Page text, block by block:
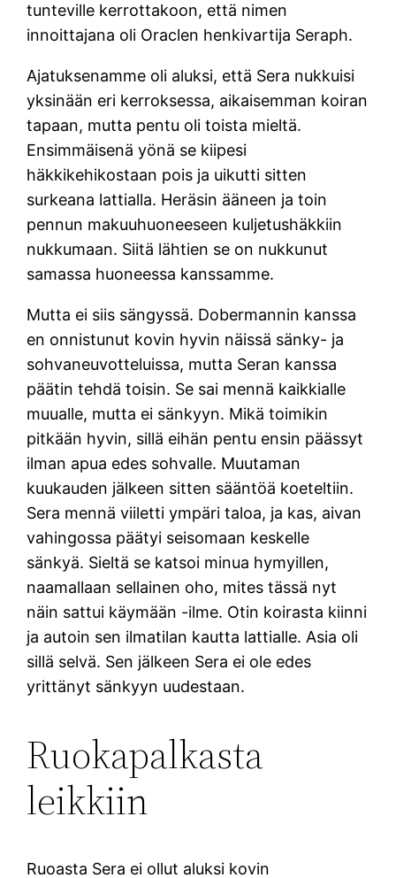
tunteville kerrottakoon, että nimen
innoittajana oli Oraclen henkivartija Seraph.
Ajatuksenamme oli aluksi, että Sera nukkuisi
yksinään eri kerroksessa, aikaisemman koiran
tapaan, mutta pentu oli toista mieltä.
Ensimmäisenä yönä se kiipesi
häkkikehikostaan pois ja uikutti sitten
surkeana lattialla. Heräsin ääneen ja toin
pennun makuuhuoneeseen kuljetushäkkiin
nukkumaan. Siitä lähtien se on nukkunut
samassa huoneessa kanssamme.
Mutta ei siis sängyssä. Dobermannin kanssa
en onnistunut kovin hyvin näissä sänky- ja
sohvaneuvotteluissa, mutta Seran kanssa
päätin tehdä toisin. Se sai mennä kaikkialle
muualle, mutta ei sänkyyn. Mikä toimikin
pitkään hyvin, sillä eihän pentu ensin päässyt
ilman apua edes sohvalle. Muutaman
kuukauden jälkeen sitten sääntöä koeteltiin.
Sera mennä viiletti ympäri taloa, ja kas, aivan
vahingossa päätyi seisomaan keskelle
sänkyä. Sieltä se katsoi minua hymyillen,
naamallaan sellainen oho, mites tässä nyt
näin sattui käymään -ilme. Otin koirasta kiinni
ja autoin sen ilmatilan kautta lattialle. Asia oli
sillä selvä. Sen jälkeen Sera ei ole edes
yrittänyt sänkyyn uudestaan.
Ruokapalkasta
leikkiin
Ruoasta Sera ei ollut aluksi kovin